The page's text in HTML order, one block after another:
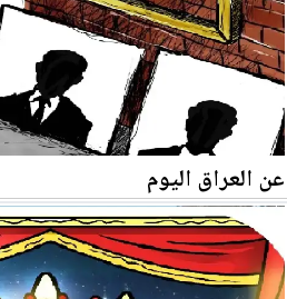
عن العراق اليوم